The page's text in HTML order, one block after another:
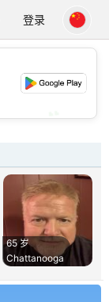
登录
65 岁
Chattanooga